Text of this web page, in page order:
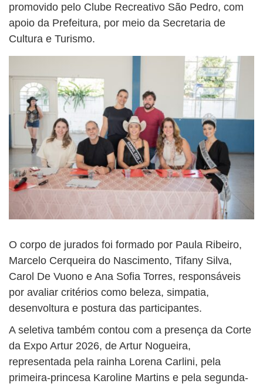
promovido pelo Clube Recreativo São Pedro, com
apoio da Prefeitura, por meio da Secretaria de
Cultura e Turismo.
O corpo de jurados foi formado por Paula Ribeiro,
Marcelo Cerqueira do Nascimento, Tifany Silva,
Carol De Vuono e Ana Sofia Torres, responsáveis
por avaliar critérios como beleza, simpatia,
desenvoltura e postura das participantes.
A seletiva também contou com a presença da Corte
da Expo Artur 2026, de Artur Nogueira,
representada pela rainha Lorena Carlini, pela
primeira-princesa Karoline Martins e pela segunda-